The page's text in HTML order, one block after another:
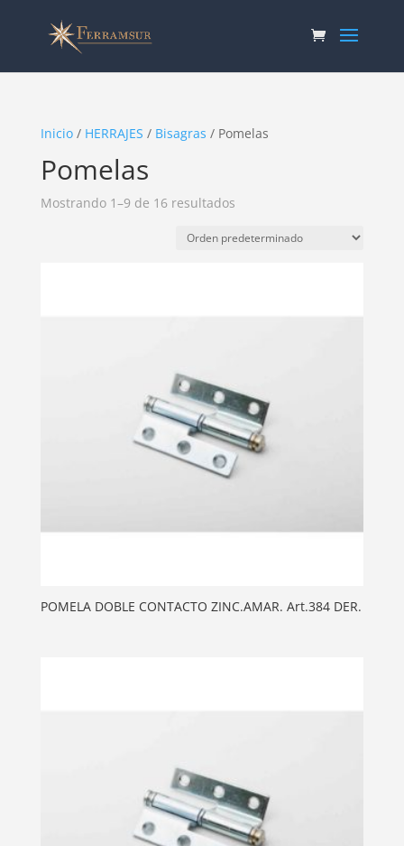
Inicio/ HERRAJES / Bisagras / Pomelas
Pomelas
Mostrando 1–9 de 16 resultados
POMELA DOBLE CONTACTO ZINC.AMAR. Art.384 DER.